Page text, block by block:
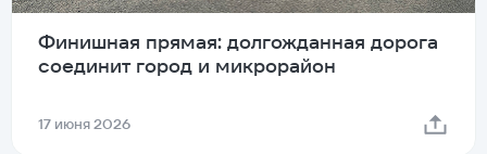
Финишная прямая: долгожданная дорога
соединит город и микрорайон
17 июня 2026